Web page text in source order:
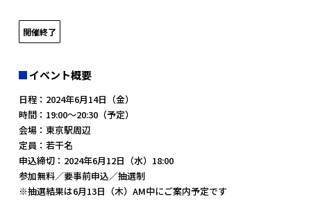
開催終了
イベント概要
日程：2024年6月14日（金）
時間：19:00〜20:30（予定）
会場：東京駅周辺
定員：若干名
申込締切：2024年6月12日（水）18:00
参加無料／要事前申込／抽選制
※抽選結果は6月13日（木）AM中にご案内予定です